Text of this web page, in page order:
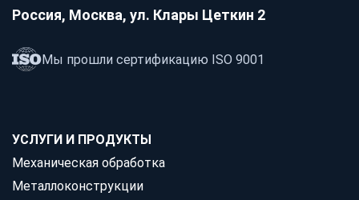
Россия, Москва, ул. Клары Цеткин 2
Мы прошли сертификацию ISO 9001
УСЛУГИ И ПРОДУКТЫ
Механическая обработка
Металлоконструкции